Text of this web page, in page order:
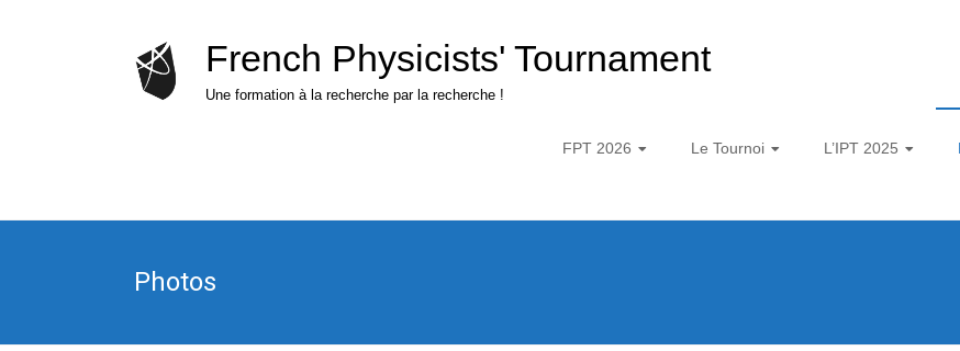
French Physicists' Tournament
Une formation à la recherche par la recherche !
FPT 2026 Le Tournoi L’IPT 2025
Photos